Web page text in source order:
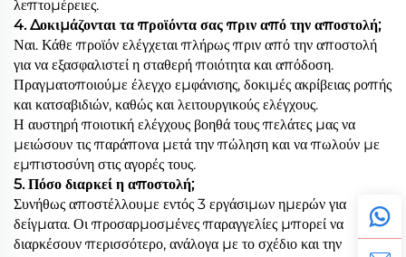
λεπτομέρειες.
4. Δοκιμάζονται τα προϊόντα σας πριν από την αποστολή;
Ναι. Κάθε προϊόν ελέγχεται πλήρως πριν από την αποστολή
για να εξασφαλιστεί η σταθερή ποιότητα και απόδοση.
Πραγματοποιούμε έλεγχο εμφάνισης, δοκιμές ακρίβειας ροπής
και κατσαβιδιών, καθώς και λειτουργικούς ελέγχους.
Η αυστηρή ποιοτική ελέγχους βοηθά τους πελάτες μας να
μειώσουν τις παράπονα μετά την πώληση και να πωλούν με
εμπιστοσύνη στις αγορές τους.
5. Πόσο διαρκεί η αποστολή;
Συνήθως αποστέλλουμε εντός 3 εργάσιμων ημερών για
δείγματα. Οι προσαρμοσμένες παραγγελίες μπορεί να
διαρκέσουν περισσότερο, ανάλογα με το σχέδιο και την